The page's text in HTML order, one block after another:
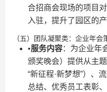
合招商会现场的项目
入驻，提升了园区的
（五）团队凝聚类：企业年会
•​​服务内容​：为企业年
颁奖晚会）提供从主
“新征程·新梦想”）、
总结、优秀员工表彰